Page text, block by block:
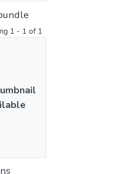
1 - 1 of 1